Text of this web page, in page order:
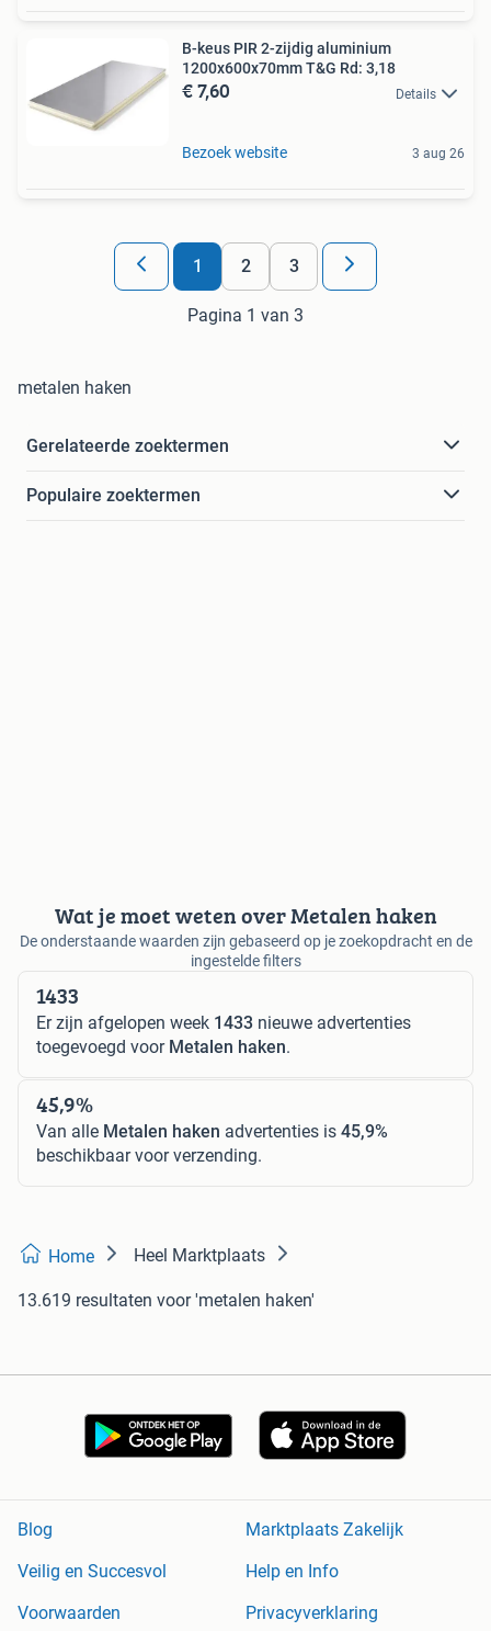
B-keus PIR 2-zijdig aluminium
1200x600x70mm T&G Rd: 3,18
€ 7,60 Details
Bezoek website 3 aug 26
1 2 3
Pagina 1 van 3
metalen haken
Gerelateerde zoektermen
Populaire zoektermen
Wat je moet weten over Metalen haken
De onderstaande waarden zijn gebaseerd op je zoekopdracht en de
ingestelde filters
1433
Er zijn afgelopen week 1433 nieuwe advertenties
toegevoegd voor Metalen haken.
45,9%
Van alle Metalen haken advertenties is 45,9%
beschikbaar voor verzending.
Home Heel Marktplaats
13.619 resultaten voor 'metalen haken'
Blog
Marktplaats Zakelijk
Veilig en Succesvol
Help en Info
Voorwaarden
Privacyverklaring